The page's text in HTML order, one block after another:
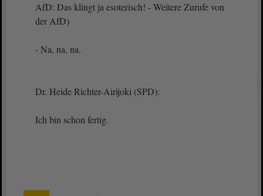
AfD: Das klingt ja esoterisch! - Weitere Zurufe von
der AfD)
- Na, na, na.
Dr. Heide Richter-Airijoki (SPD):
Ich bin schon fertig.